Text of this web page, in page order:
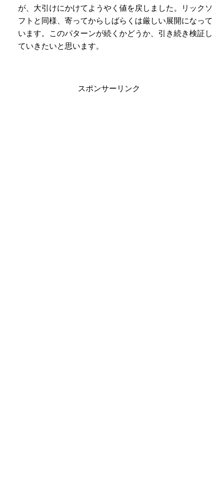
が、大引けにかけてようやく値を戻しました。リックソ
フトと同様、寄ってからしばらくは厳しい展開になって
います。このパターンが続くかどうか、引き続き検証し
ていきたいと思います。
スポンサーリンク